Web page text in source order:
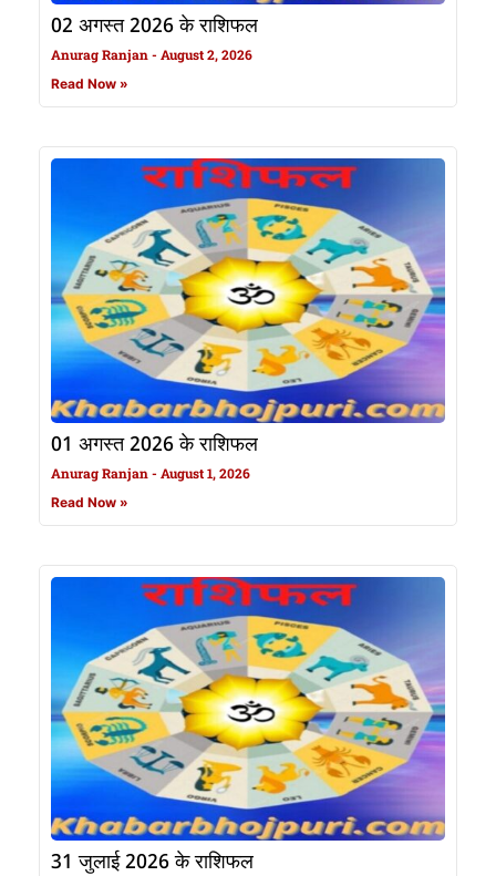
02 अगस्त 2026 के राशिफल
Anurag Ranjan August 2, 2026
Read Now »
01 अगस्त 2026 के राशिफल
Anurag Ranjan August 1, 2026
Read Now »
31 जुलाई 2026 के राशिफल